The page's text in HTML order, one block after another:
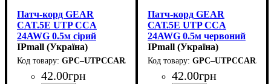
Патч-корд GEAR
CAT.5E UTP CCA
24AWG 0.5м сірий
IPmall (Україна)
GPC–UTPCCARJ45–0.5G
42.00грн
Патч-корд GEAR
САТ.5E UTP CCA
24AWG 0.5м червоний
IPmall (Україна)
42.00грн